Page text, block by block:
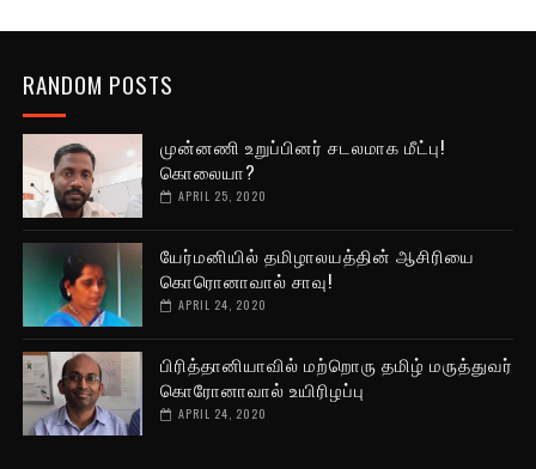
RANDOM POSTS
முன்னணி உறுப்பினர் சடலமாக மீட்பு!
கொலையா?
APRIL 25, 2020
யேர்மனியில் தமிழாலயத்தின் ஆசிரியை
கொரொனாவால் சாவு!
APRIL 24, 2020
பிரித்தானியாவில் மற்றொரு தமிழ் மருத்துவர்
கொரோனாவால் உயிரிழப்பு
APRIL 24, 2020